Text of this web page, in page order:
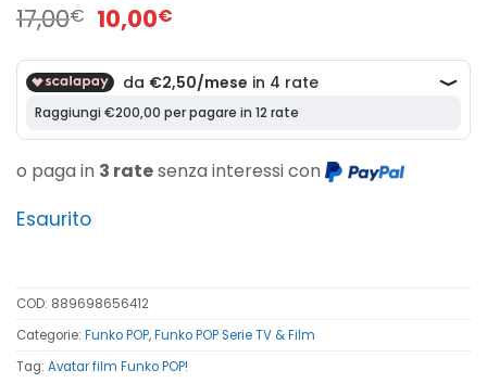
17,00€ Il
prezzo
originale
era:
17,00€.
10,00€
attuale
è:
10,00€.
o paga in 3 ratesenza interessi con
Esaurito
COD: 889698656412
Categorie: Funko POP,Funko POP Serie TV & Film
Tag: Avatar film Funko POP!